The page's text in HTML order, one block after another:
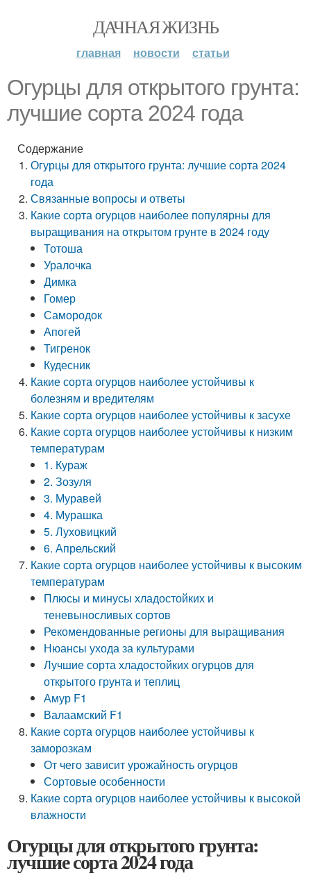
ДАЧНАЯ ЖИЗНЬ
главная новости статьи
Огурцы для открытого грунта:
лучшие сорта 2024 года
Содержание
Огурцы для открытого грунта: лучшие сорта 2024
года
Связанные вопросы и ответы
Какие сорта огурцов наиболее популярны для
выращивания на открытом грунте в 2024 году
Тотоша
Уралочка
Димка
Гомер
Самородок
Апогей
Тигренок
Кудесник
Какие сорта огурцов наиболее устойчивы к
болезням и вредителям
Какие сорта огурцов наиболее устойчивы к засухе
Какие сорта огурцов наиболее устойчивы к низким
температурам
1. Кураж
2. Зозуля
3. Муравей
4. Мурашка
5. Луховицкий
6. Апрельский
Какие сорта огурцов наиболее устойчивы к высоким
температурам
Плюсы и минусы хладостойких и
теневыносливых сортов
Рекомендованные регионы для выращивания
Нюансы ухода за культурами
Лучшие сорта хладостойких огурцов для
открытого грунта и теплиц
Амур F1
Валаамский F1
Какие сорта огурцов наиболее устойчивы к
заморозкам
От чего зависит урожайность огурцов
Сортовые особенности
Какие сорта огурцов наиболее устойчивы к высокой
влажности
Огурцы для открытого грунта:
лучшие сорта 2024 года